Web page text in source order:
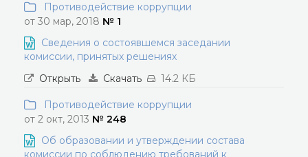
Противодействие коррупции
от 30 мар, 2018 № 1
Сведения о состоявшемся заседании
комиссии, принятых решениях
Открыть
Скачать 14.2 КБ
Противодействие коррупции
от 2 окт, 2013 № 248
Об образовании и утверждении состава
комиссии по соблюдению требований к